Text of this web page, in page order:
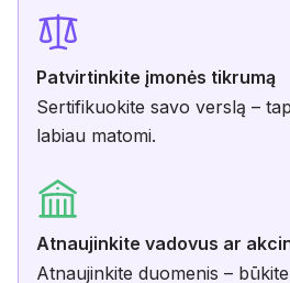
Patvirtinkite įmonės tikrumą
Sertifikuokite savo verslą –
labiau matomi.
Atnaujinkite vadovus ar
Atnaujinkite duomenis –